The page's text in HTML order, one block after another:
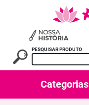
PESQUISAR PRODUTO
Categorias